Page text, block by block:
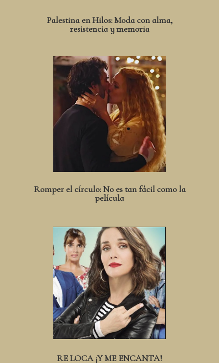
Palestina en Hilos: Moda con alma,
resistencia y memoria
Romper el círculo: No es tan fácil como la
película
RE LOCA ¡Y ME ENCANTA!